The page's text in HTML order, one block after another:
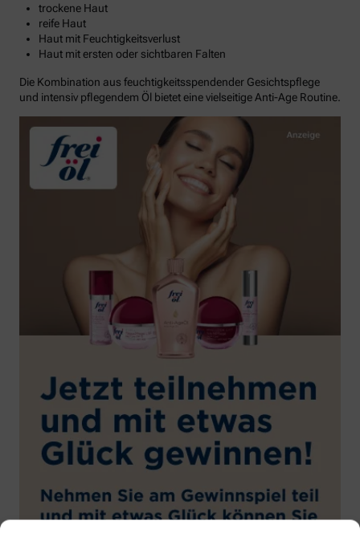
trockene Haut
reife Haut
Haut mit Feuchtigkeitsverlust
Haut mit ersten oder sichtbaren Falten
Die Kombination aus feuchtigkeitsspendender Gesichtspflege
und intensiv pflegendem Öl bietet eine vielseitige Anti-Age Routine.